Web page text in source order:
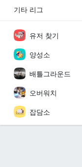
기타 리그
유저 찾기
양성소
배틀그라운드
오버워치
잡담소